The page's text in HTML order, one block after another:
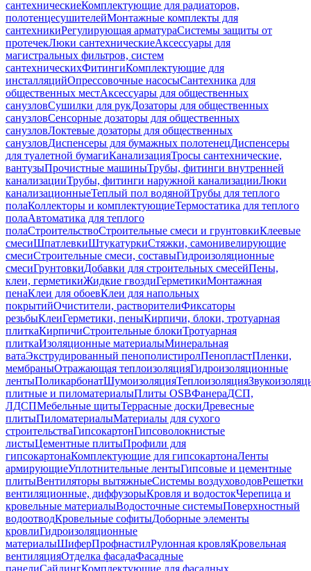
сантехническиеКомплектующие для радиаторов,
полотенцесушителейМонтажные комплекты для
сантехникиРегулирующая арматураСистемы защиты от
протечекЛюки сантехническиеАксессуары для
магистральных фильтров, систем
сантехническихФитингиКомплектующие для
инсталляцийОпрессовочные насосыСантехника для
общественных местАксессуары для общественных
санузловСушилки для рукДозаторы для общественных
санузловСенсорные дозаторы для общественных
санузловЛоктевые дозаторы для общественных
санузловДиспенсеры для бумажных полотенецДиспенсеры
для туалетной бумагиКанализацияТросы сантехнические,
вантузыПрочистные машиныТрубы, фитинги внутренней
канализацииТрубы, фитинги наружной канализацииЛюки
канализационныеТеплый пол водянойТрубы для теплого
полаКоллекторы и комплектующиеТермостатика для теплого
полаАвтоматика для теплого
полаСтроительствоСтроительные смеси и грунтовкиКлеевые
смесиШпатлевкиШтукатуркиСтяжки, самонивелирующие
смесиСтроительные смеси, составыГидроизоляционные
смесиГрунтовкиДобавки для строительных смесейПены,
клеи, герметикиЖидкие гвоздиГерметикиМонтажная
пенаКлеи для обоевКлеи для напольных
покрытийОчистители, растворителиФиксаторы
резьбыКлеиГерметики, пеныКирпичи, блоки, тротуарная
плиткаКирпичиСтроительные блокиТротуарная
плиткаИзоляционные материалыМинеральная
ватаЭкструдированный пенополистиролПенопластПленки,
мембраныОтражающая теплоизоляцияГидроизоляционные
лентыПоликарбонатШумоизоляцияТеплоизоляция
плитные и пиломатериалыПлиты OSBФанераДСП,
ЛДСПМебельные щитыТеррасные доскиДревесные
плитыПиломатериалыМатериалы для сухого
строительстваГипсокартонГипсоволокнистые
листыЦементные плитыПрофили для
гипсокартонаКомплектующие для гипсокартонаЛенты
армирующиеУплотнительные лентыГипсовые и цементные
плитыВентиляторы вытяжныеСистемы воздуховодовРешетки
вентиляционные, диффузорыКровля и водостокЧерепица и
кровельные материалыВодосточные системыПоверхностный
водоотводКровельные софитыДоборные элементы
кровлиГидроизоляционные
материалыШиферПрофнастилРулонная кровляКровельная
вентиляцияОтделка фасадаФасадные
панелиСайдингКомплектующие для фасадных